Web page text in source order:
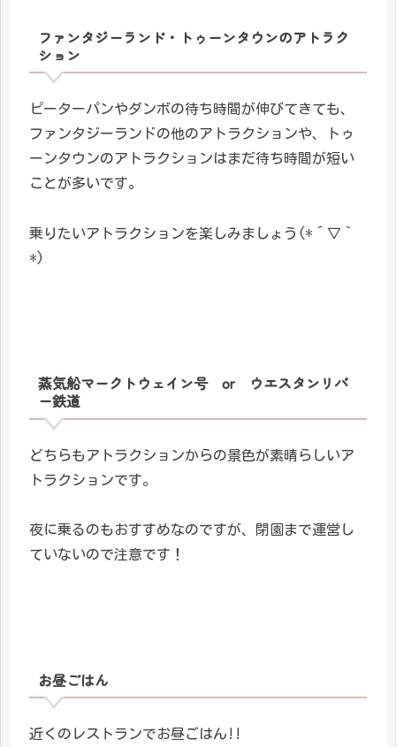
ファンタジーランド・トゥーンタウンのアトラク
ション
ピーターパンやダンボの待ち時間が伸びてきても、
ファンタジーランドの他のアトラクションや、トゥ
ーンタウンのアトラクションはまだ待ち時間が短い
ことが多いです。
乗りたいアトラクションを楽しみましょう(*´▽｀
*)
蒸気船マークトウェイン号 or ウエスタンリバ
ー鉄道
どちらもアトラクションからの景色が素晴らしいア
トラクションです。
夜に乗るのもおすすめなのですが、閉園まで運営し
ていないので注意です！
お昼ごはん
近くのレストランでお昼ごはん!!